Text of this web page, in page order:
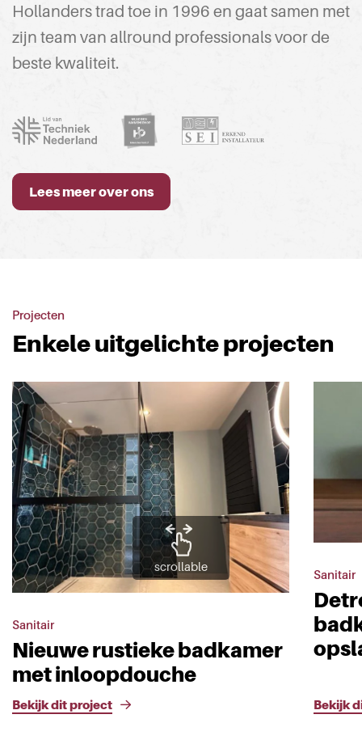
Hollanders trad toe in 1996 en gaat samen met
zijn team van allround professionals voor de
beste kwaliteit.
Lees meer over ons
Projecten
Enkele uitgelichte projecten
Sanitair
Nieuwe rustieke badkamer
met inloopdouche
Bekijk dit project
Sanitair
Bekijk
scrollable